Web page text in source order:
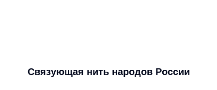
Связующая нить народов России